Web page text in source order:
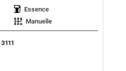
Essence
Manuelle
3111